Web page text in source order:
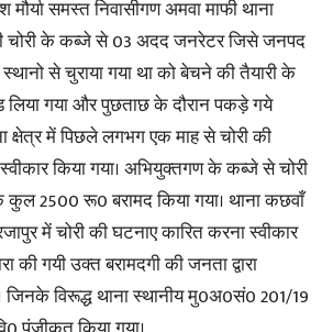
मौर्या समस्त निवासीगण अमवा माफी थाना
चोरी के कब्जे से 03 अदद जनरेटर जिसे जनपद
से चुराया गया था को बेचने की तैयारी के
गया और पुछताछ के दौरान पकड़े गये
क्षेत्र में पिछले लगभग एक माह से चोरी की
किया गया। अभियुक्तगण के कब्जे से चोरी
2500 रू0 बरामद किया गया। थाना कछवाँ
में चोरी की घटनाए कारित करना स्वीकार
की गयी उक्त बरामदगी की जनता द्वारा
जिनके विरूद्ध थाना स्थानीय मु0अ0सं0 201/19